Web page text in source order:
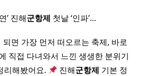
’ 진해군항제 첫날 ‘인파’…
되면 가장 먼저 떠오르는 축제, 바로
직접 다녀와서 느낀 생생한 분위기
리해봤어요.
진해군항제 기본 정